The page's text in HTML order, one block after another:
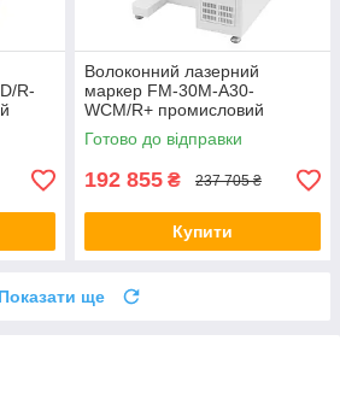
R-
Волоконний лазерний
маркер FM-30M-A30-
WCM/R+ промисловий
300x300 30 Вт (з
комп'ютером і монітором)
Готово до відправки
192 855 ₴ 237 705 ₴
Купити
Показати ще